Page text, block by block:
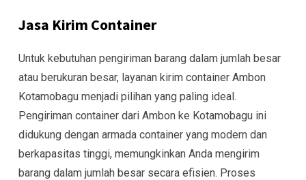
Jasa Kirim Container
Untuk kebutuhan pengiriman barang dalam jumlah besar
atau berukuran besar, layanan kirim container Ambon
Kotamobagu menjadi pilihan yang paling ideal.
Pengiriman container dari Ambon ke Kotamobagu ini
didukung dengan armada container yang modern dan
berkapasitas tinggi, memungkinkan Anda mengirim
barang dalam jumlah besar secara efisien. Proses